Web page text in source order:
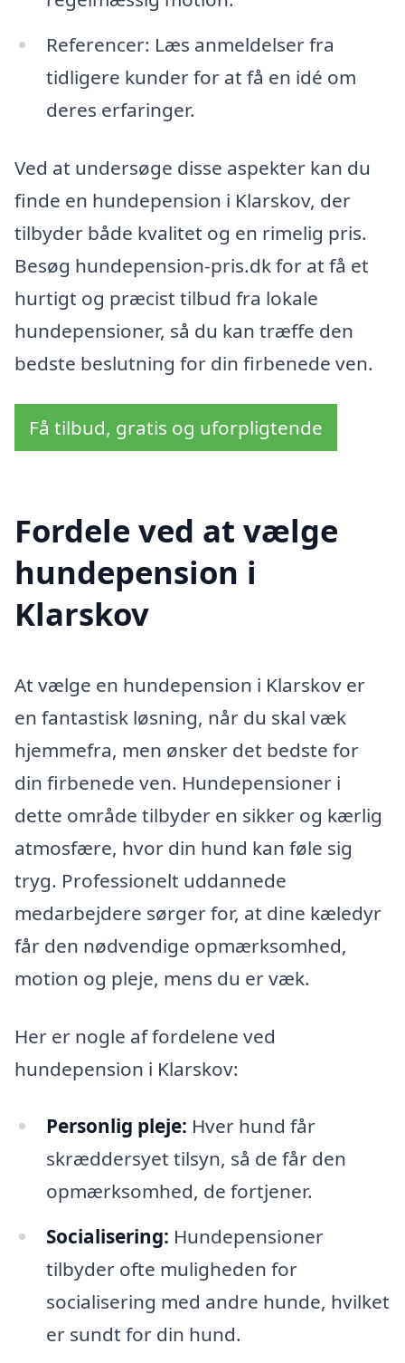
Referencer: Læs anmeldelser fra
tidligere kunder for at få en idé om
deres erfaringer.
Ved at undersøge disse aspekter kan du
finde en hundepension i Klarskov, der
tilbyder både kvalitet og en rimelig pris.
Besøg hundepension-pris.dk for at få et
hurtigt og præcist tilbud fra lokale
hundepensioner, så du kan træffe den
bedste beslutning for din firbenede ven.
Få tilbud, gratis og uforpligtende
Fordele ved at vælge
hundepension i
Klarskov
At vælge en hundepension i Klarskov er
en fantastisk løsning, når du skal væk
hjemmefra, men ønsker det bedste for
din firbenede ven. Hundepensioner i
dette område tilbyder en sikker og kærlig
atmosfære, hvor din hund kan føle sig
tryg. Professionelt uddannede
medarbejdere sørger for, at dine kæledyr
får den nødvendige opmærksomhed,
motion og pleje, mens du er væk.
Her er nogle af fordelene ved
hundepension i Klarskov:
Personlig pleje: Hver hund får
skræddersyet tilsyn, så de får den
opmærksomhed, de fortjener.
Socialisering: Hundepensioner
tilbyder ofte muligheden for
socialisering med andre hunde, hvilket
er sundt for din hund.